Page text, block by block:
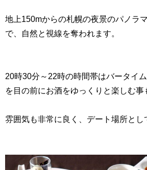
地上150mからの札幌の夜景のパノラ
で、自然と視線を奪われます。
20時30分～22時の時間帯はバータイ
を目の前にお酒をゆっくりと楽しむ事
雰囲気も非常に良く、デート場所とし